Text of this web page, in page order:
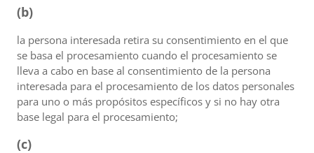
(b)
la persona interesada retira su consentimiento en el que
se basa el procesamiento cuando el procesamiento se
lleva a cabo en base al consentimiento de la persona
interesada para el procesamiento de los datos personales
para uno o más propósitos específicos y si no hay otra
base legal para el procesamiento;
(c)